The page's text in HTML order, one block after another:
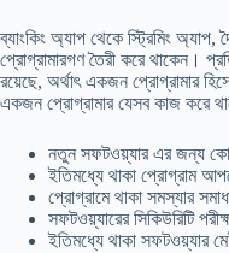
ব্যাংকিং অ্যাপ থেকে স্ট্রিমিং অ্যাপ,
প্রোগ্রামারগণ তৈরী করে থাকেন।
রয়েছে, অর্থাৎ একজন প্রোগ্রামার
একজন প্রোগ্রামার যেসব কাজ করে
নতুন সফটওয়্যার এর জন্য
ইতিমধ্যে থাকা প্রোগ্রাম
প্রোগ্রামে থাকা সমস্যার
সফটওয়্যারের সিকিউরিটি
ইতিমধ্যে থাকা সফটওয়্যার